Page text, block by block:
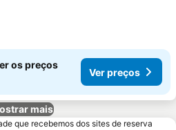
os preços
Ver preços
mais
que recebemos dos sites de reserva